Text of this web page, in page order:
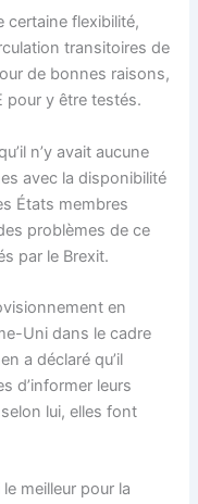
certaine flexibilité,
transitoires de
de bonnes raisons,
pour y être testés.
n’y avait aucune
avec la disponibilité
États membres
problèmes de ce
par le Brexit.
en
Uni dans le cadre
a déclaré qu’il
d’informer leurs
lui, elles font
meilleur pour la